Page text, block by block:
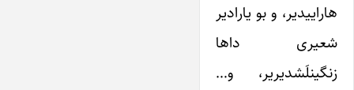
هاراییدیر، و بو یارادیر
شعیری داها
زنگینلَشدیریر، و…